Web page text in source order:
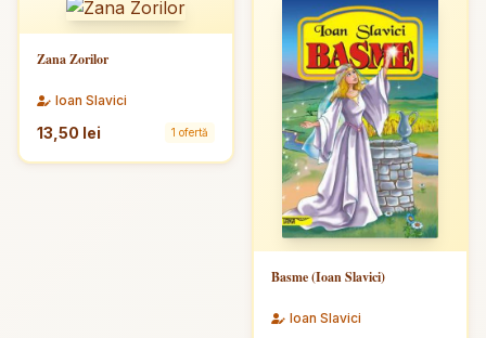
Zana Zorilor
Ioan Slavici
13,50 lei 1 ofertă
Basme (Ioan Slavici)
Ioan Slavici